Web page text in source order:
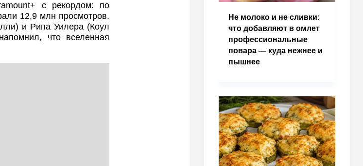
с рекордом: по
12,9 млн просмотров.
и Рипа Уилера (Коул
что вселенная
Не молоко и не сливки:
что добавляют в омлет
профессиональные
повара — куда нежнее и
пышнее